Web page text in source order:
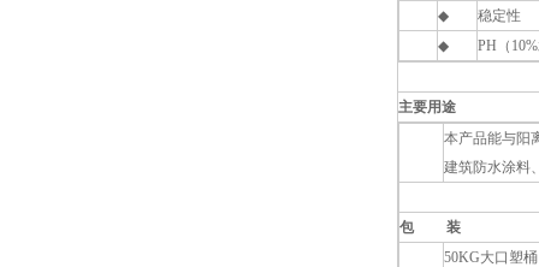
◆
稳定性
◆
PH （
主要用途
本产品能与阳
建筑防水涂料
包 装
50KG大口塑